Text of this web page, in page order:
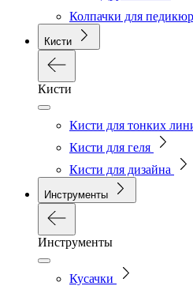
Колпачки для
Кисти
Кисти
Кисти для тонких
Кисти для геля
Кисти для дизайна
Инструменты
Инструменты
Кусачки